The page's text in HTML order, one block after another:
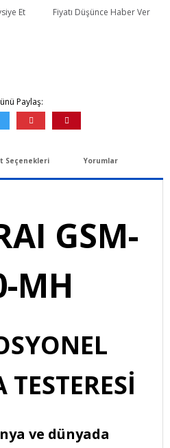
Et Fiyatı Düşünce Haber Ver
Paylaş:
Seçenekleri Yorumlar
GSM-
MH
ve dünyada